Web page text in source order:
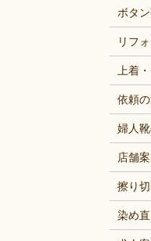
ボタ
リフ
上着
依頼
婦人
店舗
擦り
染め